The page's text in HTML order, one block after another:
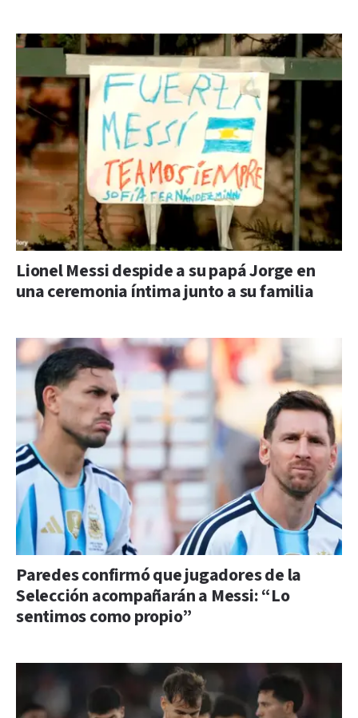
Lionel Messi despide a su papá Jorge en
una ceremonia íntima junto a su familia
Paredes confirmó que jugadores de la
Selección acompañarán a Messi: “Lo
sentimos como propio”